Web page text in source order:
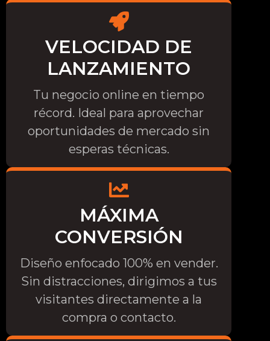
VELOCIDAD DE
LANZAMIENTO
Tu negocio online en tiempo
récord. Ideal para aprovechar
oportunidades de mercado sin
esperas técnicas.
MÁXIMA
CONVERSIÓN
Diseño enfocado 100% en vender.
Sin distracciones, dirigimos a tus
visitantes directamente a la
compra o contacto.